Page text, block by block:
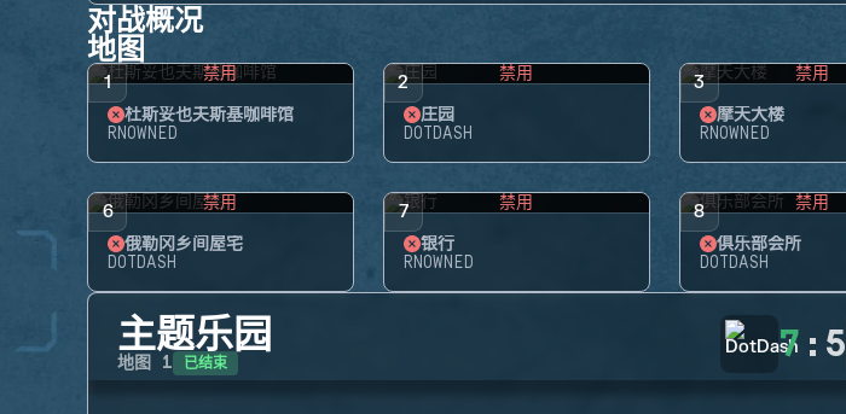
对战概况
地图
1 禁用
杜斯妥也夫斯基咖啡馆
RNOWNED
2 禁用
庄园
DOTDASH
3 禁用
摩天大楼
RNOWNED
6 禁用
俄勒冈乡间屋宅
DOTDASH
7 禁用
银行
RNOWNED
8 禁用
俱乐部会所
DOTDASH
主题乐园
地图 1 已结束 7 : 5